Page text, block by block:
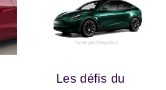
Les défis du